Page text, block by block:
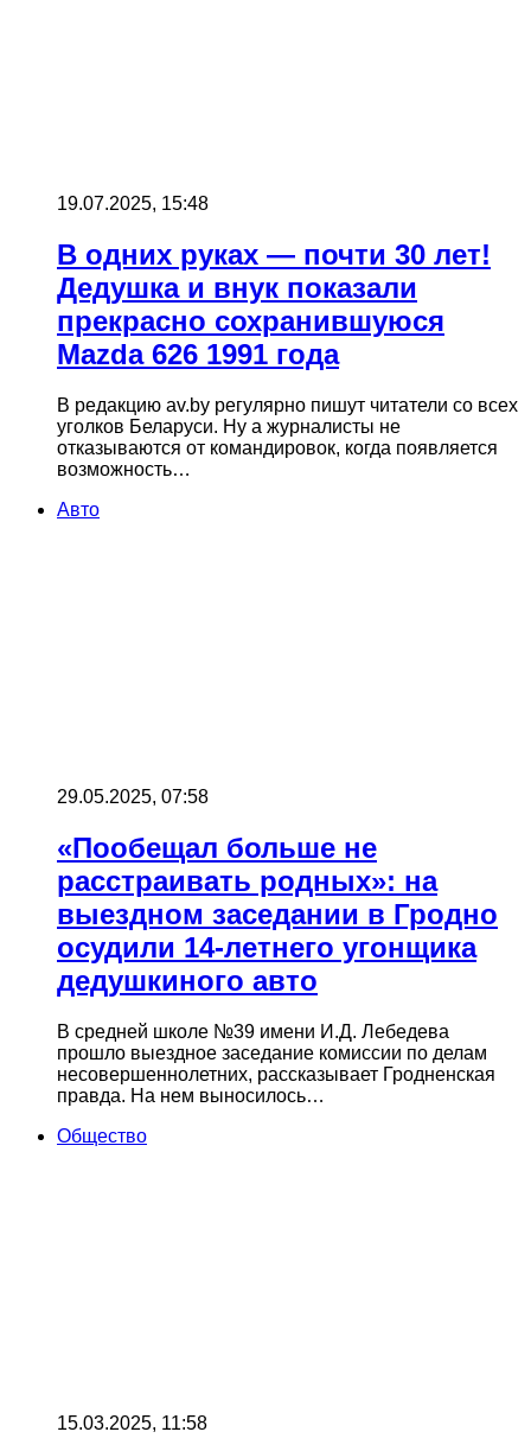
19.07.2025, 15:48
В одних руках — почти 30 лет!
Дедушка и внук показали
прекрасно сохранившуюся
Mazda 626 1991 года
В редакцию av.by регулярно пишут читатели со всех
уголков Беларуси. Ну а журналисты не
отказываются от командировок, когда появляется
возможность…
Авто
29.05.2025, 07:58
«Пообещал больше не
расстраивать родных»: на
выездном заседании в Гродно
осудили 14-летнего угонщика
дедушкиного авто
В средней школе №39 имени И.Д. Лебедева
прошло выездное заседание комиссии по делам
несовершеннолетних, рассказывает Гродненская
правда. На нем выносилось…
Общество
15.03.2025, 11:58